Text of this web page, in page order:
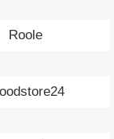
Roole